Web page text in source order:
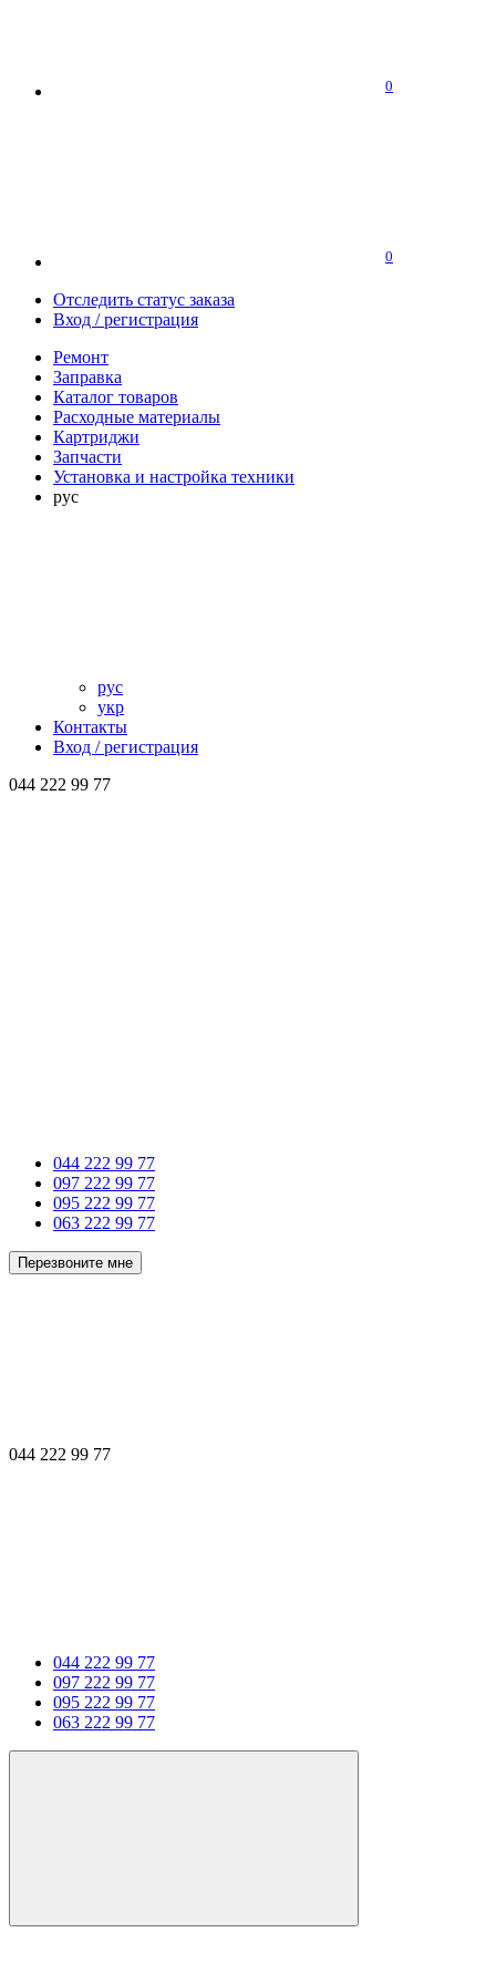
0
0
Отследить статус заказа
Вход / регистрация
Ремонт
Заправка
Каталог товаров
Расходные материалы
Картриджи
Запчасти
Установка и настройка техники
рус
рус
укр
Контакты
Вход / регистрация
044 222 99 77
044 222 99 77
097 222 99 77
095 222 99 77
063 222 99 77
Перезвоните мне
044 222 99 77
044 222 99 77
097 222 99 77
095 222 99 77
063 222 99 77